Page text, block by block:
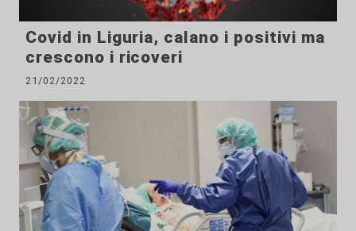
Covid in Liguria, calano i positivi ma
crescono i ricoveri
21/02/2022